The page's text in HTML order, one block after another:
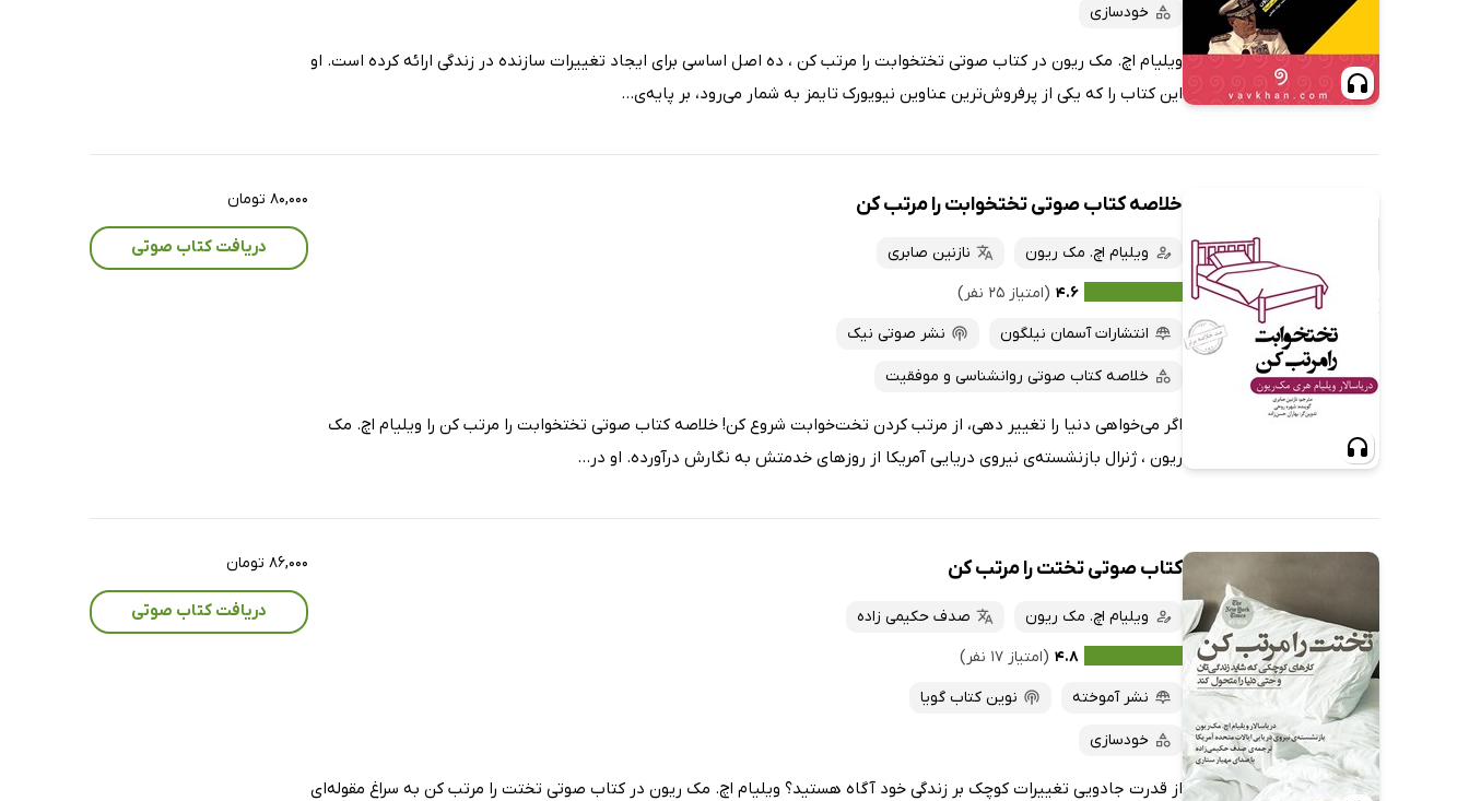
خودسازی
ویلیام اچ. مک ریون در کتاب صوتی تختخوابت را مرتب کن ، ده اصل اساسی برای ایجاد تغییرات سازنده در زندگی ارائه کرده است. او
این کتاب را که یکی از پرفروش‌ترین عناوین نیویورک تایمز به شمار می‌رود، بر پایه‌ی...
خلاصه کتاب صوتی تختخوابت را مرتب کن
ویلیام اچ. مک ریون
نازنین صابری
۴.۶ (امتیاز ۲۵ نفر)
انتشارات آسمان نیلگون
نشر صوتی نیک
خلاصه کتاب صوتی روانشناسی و موفقیت
اگر می‌خواهی دنیا را تغییر دهی، از مرتب کردن تخت‌خوابت شروع کن! خلاصه‌ کتاب صوتی تختخوابت را مرتب کن را ویلیام اچ. مک
ریون ،‌ ژنرال بازنشسته‌ی نیروی دریایی آمریکا از روزهای خدمتش به نگارش درآورده. او در...
۸۰,۰۰۰ تومان
دریافت کتاب صوتی
کتاب صوتی تختت را مرتب کن
ویلیام اچ. مک ریون
صدف حکیمی زاده
۴.۸ (امتیاز ۱۷ نفر)
نشر آموخته
نوین کتاب گویا
خودسازی
از قدرت جادویی تغییرات کوچک بر زندگی خود آگاه هستید؟ ویلیام اچ. مک ریون در کتاب صوتی تختت را مرتب کن به سراغ مقوله‌ای
۸۶,۰۰۰ تومان
دریافت کتاب صوتی